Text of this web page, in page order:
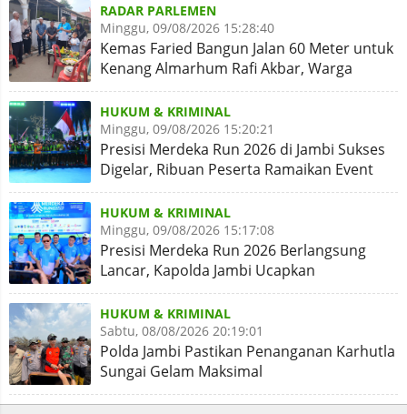
RADAR PARLEMEN
Minggu, 09/08/2026 15:28:40
Kemas Faried Bangun Jalan 60 Meter untuk
Kenang Almarhum Rafi Akbar, Warga
Simpang Rimbo Syukuran
HUKUM & KRIMINAL
Minggu, 09/08/2026 15:20:21
Presisi Merdeka Run 2026 di Jambi Sukses
Digelar, Ribuan Peserta Ramaikan Event
Nasional
HUKUM & KRIMINAL
Minggu, 09/08/2026 15:17:08
Presisi Merdeka Run 2026 Berlangsung
Lancar, Kapolda Jambi Ucapkan
Terimakasih dan Apresiasi
HUKUM & KRIMINAL
Sabtu, 08/08/2026 20:19:01
Polda Jambi Pastikan Penanganan Karhutla
Sungai Gelam Maksimal